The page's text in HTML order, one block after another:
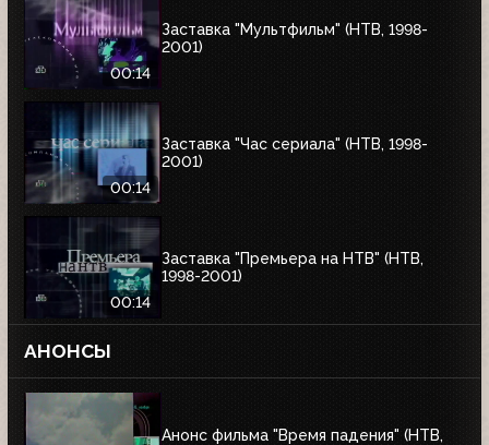
00:14
Заставка "Мультфильм" (НТВ, 1998-
2001)
00:14
Заставка "Час сериала" (НТВ, 1998-
2001)
00:14
Заставка "Премьера на НТВ" (НТВ,
1998-2001)
АНОНСЫ
Анонс фильма "Время падения" (НТВ,